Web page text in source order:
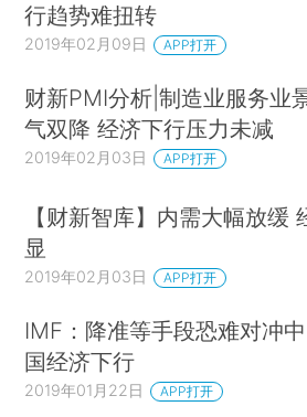
行趋势难扭转
2019年02月09日 APP打开
财新PMI分析|制造业服务业
气双降 经济下行压力未减
2019年02月03日 APP打开
【财新智库】内需大幅放缓
显
2019年02月03日 APP打开
IMF：降准等手段恐难对冲中
国经济下行
2019年01月22日 APP打开